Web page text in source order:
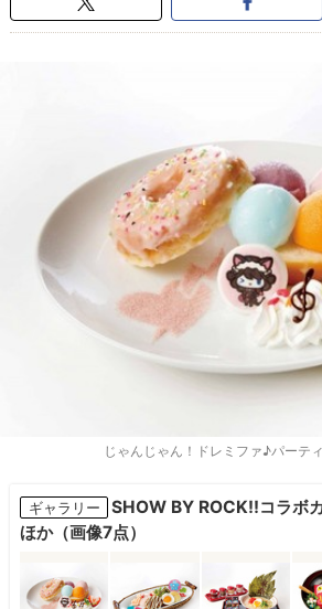
じゃんじゃん！ドレミファ♪パーテ
ギャラリー
SHOW BY ROCK!!コラボ
ほか（画像7点）